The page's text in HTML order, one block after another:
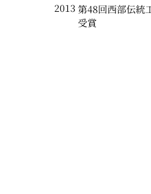
2013 第48回西部伝統
受賞